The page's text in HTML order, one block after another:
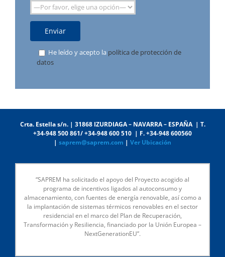
He leído y acepto la política de protección de
datos
Crta. Estella s/n. | 31868 IZURDIAGA – NAVARRA – ESPAÑA | T.
+34-948 500 861/ +34-948 600 510 | F. +34-948 600560
| saprem@saprem.com | Ver Ubicación
“SAPREM ha solicitado el apoyo del Proyecto acogido al
programa de incentivos ligados al autoconsumo y
almacenamiento, con fuentes de energía renovable, así como a
la implantación de sistemas térmicos renovables en el sector
residencial en el marco del Plan de Recuperación,
Transformación y Resiliencia, financiado por la Unión Europea –
NextGenerationEU”.